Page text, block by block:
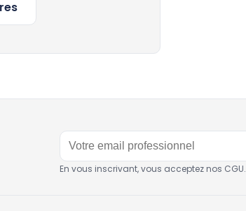
En vous inscrivant, vous acceptez nos CGU.